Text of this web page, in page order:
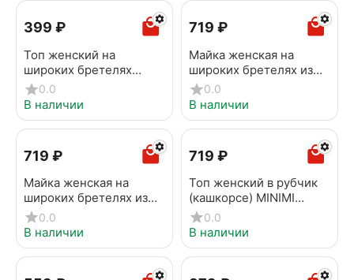
‍399‍ ₽
Топ женский на
широких бретелях
MINIMI 1141_01CE Bianco
0.0
В наличии
‍719‍ ₽
Майка женская на
широких бретелях из
кашкорсе MINIMI
1321_01CE Pesca
0.0
В наличии
‍719‍ ₽
Майка женская на
широких бретелях из
кашкорсе MINIMI
1321_01CE Rosa antico
0.0
В наличии
‍719‍ ₽
Топ женский в рубчик
(кашкорсе) MINIMI
1141AS Fresh Nero
0.0
В наличии